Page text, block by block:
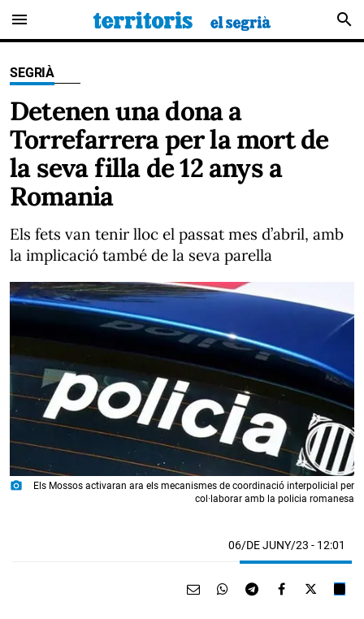
menu search
SEGRIÀ
Detenen una dona a
Torrefarrera per la mort de
la seva filla de 12 anys a
Romania
Els fets van tenir lloc el passat mes d’abril, amb
la implicació també de la seva parella
photo_camera
Els Mossos activaran ara els mecanismes de coordinació interpolicial per
col·laborar amb la policia romanesa
06/DE JUNY/23 - 12:01